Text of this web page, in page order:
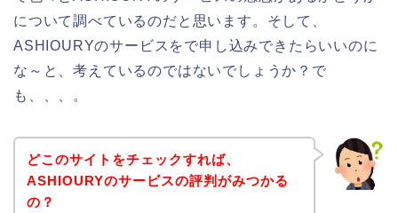
について調べているのだと思います。そして、
ASHIOURYのサービスをで申し込みできたらいいのに
な～と、考えているのではないでしょうか？で
も、、、。
どこのサイトをチェックすれば、
ASHIOURYのサービスの評判がみつかる
の？